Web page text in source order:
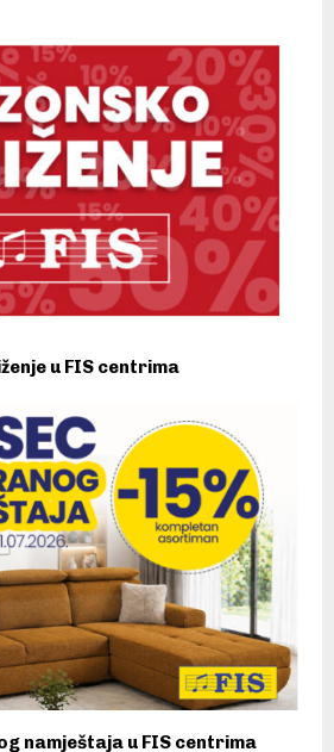
u FIS centrima
namještaja u FIS centrima